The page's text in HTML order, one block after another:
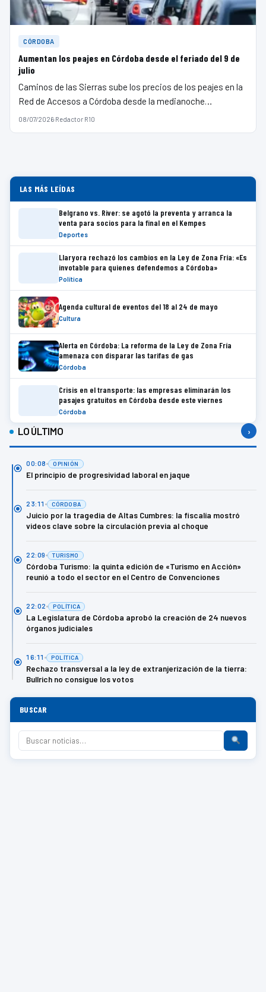
CÓRDOBA
Aumentan los peajes en Córdoba desde el feriado del 9 de
julio
Caminos de las Sierras sube los precios de los peajes en la
Red de Accesos a Córdoba desde la medianoche…
08/07/2026·Redactor R10
LAS MÁS LEÍDAS
Belgrano vs. River: se agotó la preventa y arranca la
venta para socios para la final en el Kempes
Deportes
Llaryora rechazó los cambios en la Ley de Zona Fría: «Es
invotable para quienes defendemos a Córdoba»
Política
Agenda cultural de eventos del 18 al 24 de mayo
Cultura
Alerta en Córdoba: La reforma de la Ley de Zona Fría
amenaza con disparar las tarifas de gas
Córdoba
Crisis en el transporte: las empresas eliminarán los
pasajes gratuitos en Córdoba desde este viernes
Córdoba
LO ÚLTIMO ›
00:08 OPINIÓN
El principio de progresividad laboral en jaque
23:11 CÓRDOBA
Juicio por la tragedia de Altas Cumbres: la fiscalía mostró
videos clave sobre la circulación previa al choque
22:09 TURISMO
Córdoba Turismo: la quinta edición de «Turismo en Acción»
reunió a todo el sector en el Centro de Convenciones
22:02 POLÍTICA
La Legislatura de Córdoba aprobó la creación de 24 nuevos
órganos judiciales
16:11 POLÍTICA
Rechazo transversal a la ley de extranjerización de la tierra:
Bullrich no consigue los votos
BUSCAR